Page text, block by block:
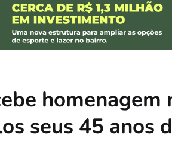
homenagem
seus 45 anos